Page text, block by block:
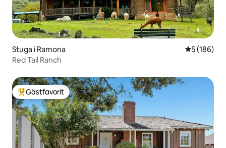
Stuga i Ramona 5 av 5 i
5 (186)
Red Tail Ranch
Populär gästfavorit
Gästfavorit